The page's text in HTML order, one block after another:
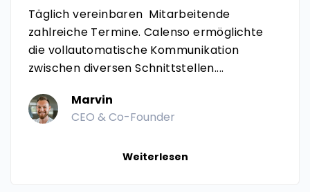
Täglich vereinbaren Mitarbeitende
zahlreiche Termine. Calenso ermöglichte
die vollautomatische Kommunikation
zwischen diversen Schnittstellen....
Marvin
CEO & Co-Founder
Weiterlesen